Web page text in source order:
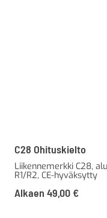
C28 Ohituskielto
Liikennemerkki C28,
R1/R2, CE-hyväksytty
Alkaen 49,00 €